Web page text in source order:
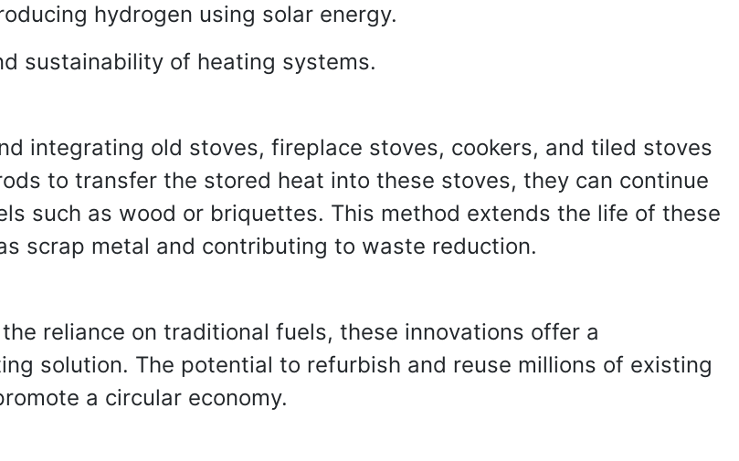
hydrogen using solar energy.
sustainability of heating systems.
integrating old stoves, fireplace stoves, cookers, and tiled stoves
to transfer the stored heat into these stoves, they can continue
such as wood or briquettes. This method extends the life of these
scrap metal and contributing to waste reduction.
reliance on traditional fuels, these innovations offer a
solution. The potential to refurbish and reuse millions of existing
a circular economy.